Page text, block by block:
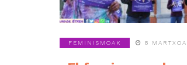
FEMINISMOAK 8